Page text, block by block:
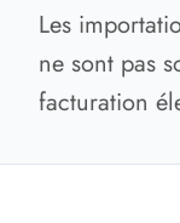
Les
ne sont pas
facturation